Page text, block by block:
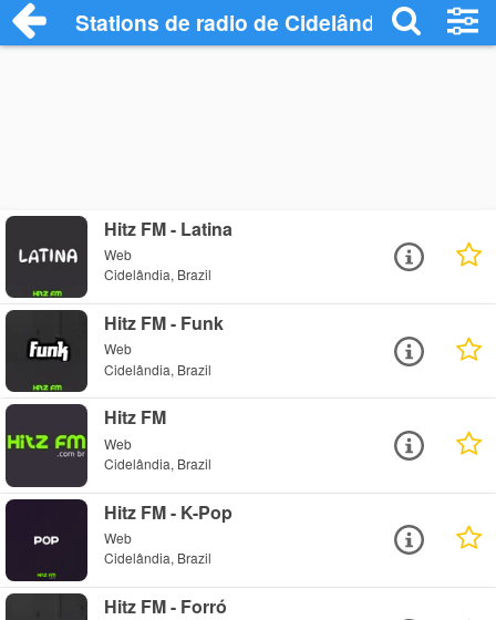
Stations de radio de Cidelândia
Hitz FM - Latina
Web
Cidelândia, Brazil
Hitz FM - Funk
Web
Cidelândia, Brazil
Hitz FM
Web
Cidelândia, Brazil
Hitz FM - K-Pop
Web
Cidelândia, Brazil
Hitz FM - Forró